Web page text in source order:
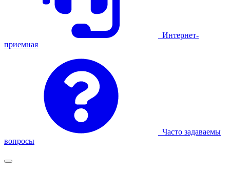
Интернет-
приемная
Часто задаваемы
вопросы